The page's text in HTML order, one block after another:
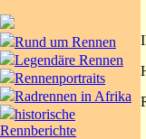
Rund um Rennen
Legendäre Rennen
Rennenportraits
Radrennen in Afrika
historische
Rennberichte